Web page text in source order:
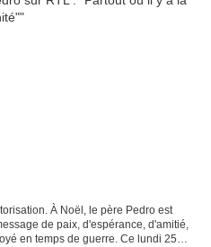
À Noël, le père Pedro est
de paix, d'espérance, d'amitié,
en temps de guerre. Ce lundi 25